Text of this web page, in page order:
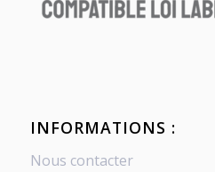
INFORMATIONS :
Nous contacter